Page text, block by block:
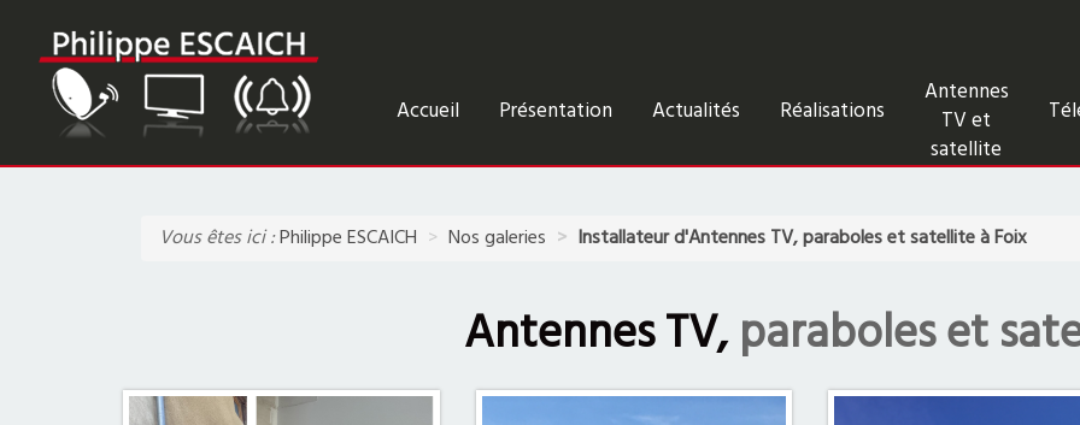
Accueil Présentation Actualités Réalisations
Antennes
TV et
satellite
Vous êtes ici :Philippe ESCAICH Nos galeries Installateur d'Antennes TV, paraboles et satellite à Foix
Antennes TV,paraboles et